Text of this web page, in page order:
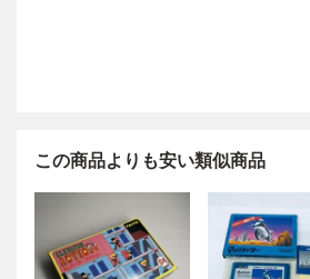
この商品よりも安い類似商品